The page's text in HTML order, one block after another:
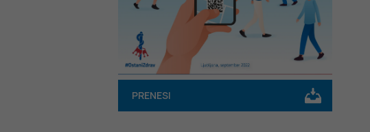
PRENESI